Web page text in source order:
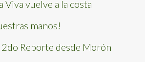
Viva vuelve a la costa
manos!
2do Reporte desde Morón